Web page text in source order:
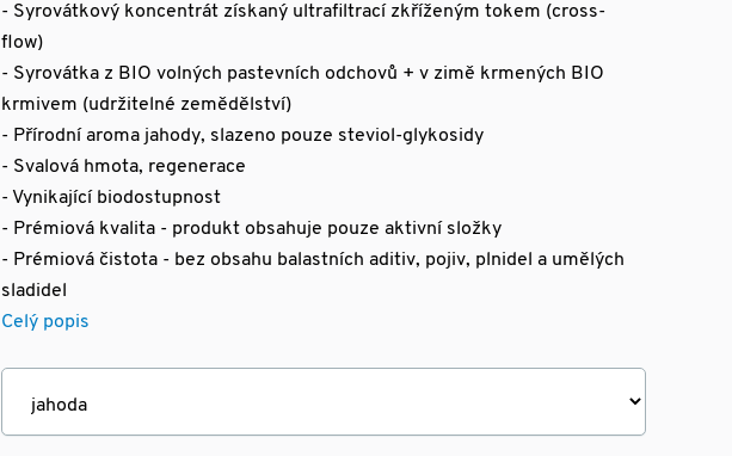
- Syrovátkový koncentrát získaný ultrafiltrací zkříženým tokem (cross-
flow)
- Syrovátka z BIO volných pastevních odchovů + v zimě krmených BIO
krmivem (udržitelné zemědělství)
- Přírodní aroma jahody, slazeno pouze steviol-glykosidy
- Svalová hmota, regenerace
- Vynikající biodostupnost
- Prémiová kvalita - produkt obsahuje pouze aktivní složky
- Prémiová čistota - bez obsahu balastních aditiv, pojiv, plnidel a umělých
sladidel
Celý popis